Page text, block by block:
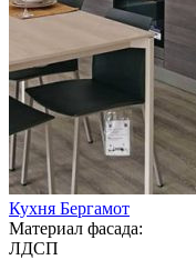
Кухня Бергамот
Материал фасада:
ЛДСП